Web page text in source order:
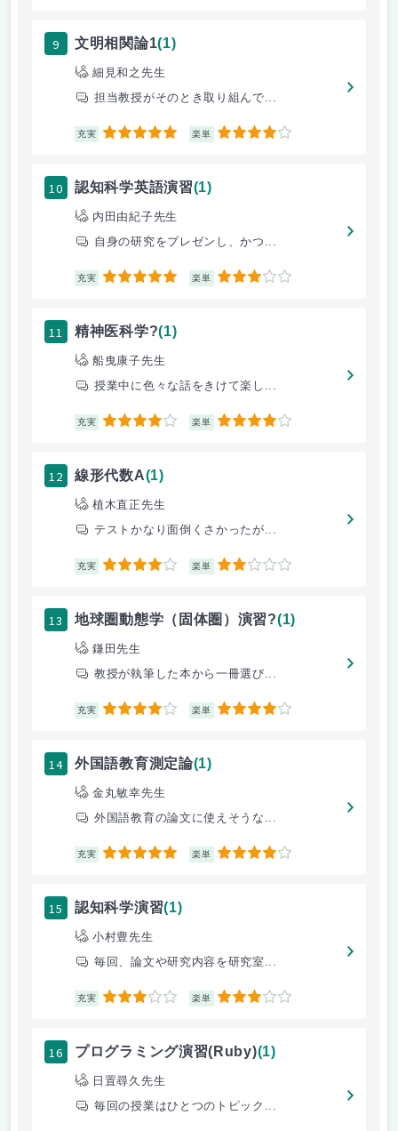
9 文明相関論1(1)
細見和之先生
担当教授がそのとき取り組んで...
充実 5 楽単 4
10 認知科学英語演習(1)
内田由紀子先生
自身の研究をプレゼンし、かつ...
充実 5 楽単 3
11 精神医科学?(1)
船曳康子先生
授業中に色々な話をきけて楽し...
充実 4 楽単 4
12 線形代数A(1)
植木直正先生
テストかなり面倒くさかったが...
充実 4 楽単 2
13 地球圏動態学（固体圏）演習?(1)
鎌田先生
教授が執筆した本から一冊選び...
充実 4 楽単 4
14 外国語教育測定論(1)
金丸敏幸先生
外国語教育の論文に使えそうな...
充実 5 楽単 4
15 認知科学演習(1)
小村豊先生
毎回、論文や研究内容を研究室...
充実 3 楽単 3
16 プログラミング演習(Ruby)(1)
日置尋久先生
毎回の授業はひとつのトピック...